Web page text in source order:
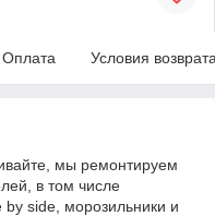
Оплата Условия
мы ремонтируем
в том числе
side, морозильники и